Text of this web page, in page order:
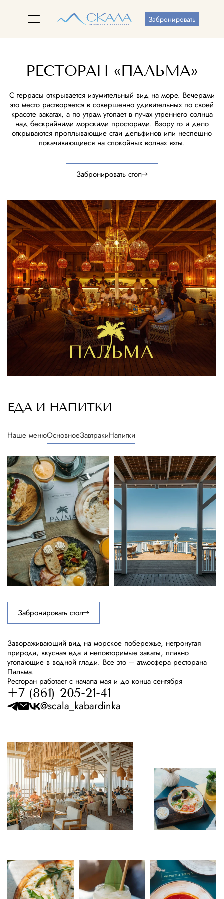
Забронировать
РЕСТОРАН «ПАЛЬМА»
С террасы открывается изумительный вид на море. Вечерами
это место растворяется в совершенно удивительных по своей
красоте закатах, а по утрам утопает в лучах утреннего солнца
над бескрайними морскими просторами. Взору то и дело
открываются проплывающие стаи дельфинов или неспешно
покачивающиеся на спокойных волнах яхты.
Забронировать стол
ЕДА И НАПИТКИ
Наше менюОсновноеЗавтракиНапитки
Забронировать стол
Завораживающий вид на морское побережье, нетронутая
природа, вкусная еда и неповторимые закаты, плавно
утопающие в водной глади. Все это – атмосфера ресторана
Пальма.
Ресторан работает с начала мая и до конца сентября
+7 (861) 205-21-41
@scala_kabardinka